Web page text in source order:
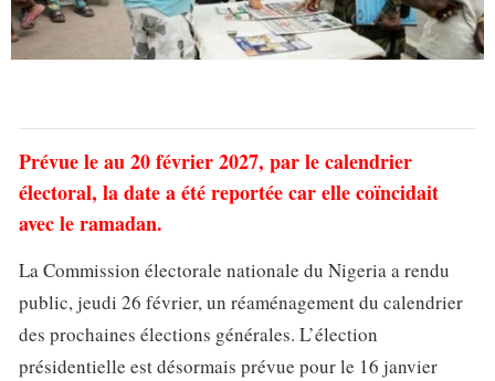
Prévue le au 20 février 2027, par le calendrier
électoral, la date a été reportée car elle coïncidait
avec le ramadan.
La Commission électorale nationale du Nigeria a rendu
public, jeudi 26 février, un réaménagement du calendrier
des prochaines élections générales. L’élection
présidentielle est désormais prévue pour le 16 janvier